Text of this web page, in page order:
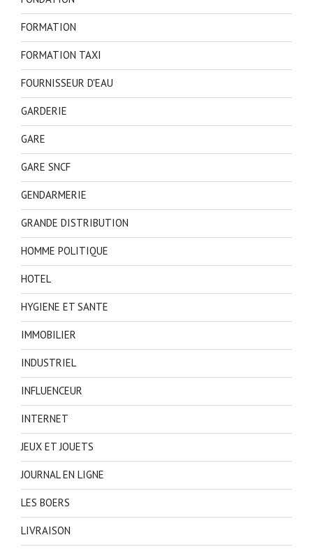
FORMATION
FORMATION TAXI
FOURNISSEUR D'EAU
GARDERIE
GARE
GARE SNCF
GENDARMERIE
GRANDE DISTRIBUTION
HOMME POLITIQUE
HOTEL
HYGIENE ET SANTE
IMMOBILIER
INDUSTRIEL
INFLUENCEUR
INTERNET
JEUX ET JOUETS
JOURNAL EN LIGNE
LES BOERS
LIVRAISON